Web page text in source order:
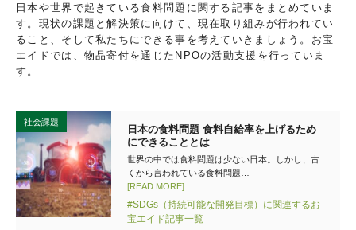
日本や世界で起きている食料問題に関する記事をまとめていま
す。現状の課題と解決策に向けて、現在取り組みが行われてい
ること、そして私たちにできる事を考えていきましょう。お宝
エイドでは、物品寄付を通じたNPOの活動支援を行っていま
す。
社会課題
日本の食料問題 食料自給率を上げるため
にできることとは
世界の中では食料問題は少ない日本。しかし、古
くから言われている食料問題…
[READ MORE]
#SDGs（持続可能な開発目標）に関連するお
宝エイド記事一覧